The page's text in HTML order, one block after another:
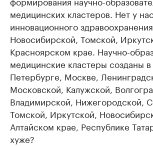
медицинских кластеров. Нет у
инновационного
Новосибирской, Томской,
Красноярском крае. Научно-
медицинские кластеры созданы в
Петербурге, Москве,
Московской, Калужской,
Владимирской, Нижегородской,
Томской, Иркутской,
Алтайском крае, Республике
хуже?